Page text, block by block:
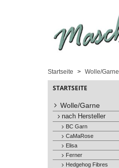
Startseite Wolle/Garne
STARTSEITE
Wolle/Garne
nach Hersteller
BC Garn
CaMaRose
Elisa
Ferner
Hedgehog Fibres